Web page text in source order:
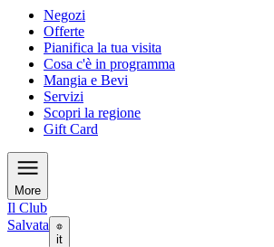
Negozi
Offerte
Pianifica la tua visita
Cosa c'è in programma
Mangia e Bevi
Servizi
Scopri la regione
Gift Card
More
Il Club
Salvata
it